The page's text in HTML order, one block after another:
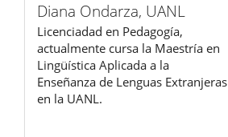
Diana Ondarza, UANL
Licenciadad en Pedagogía,
actualmente cursa la Maestría en
Lingüística Aplicada a la
Enseñanza de Lenguas Extranjeras
en la UANL.